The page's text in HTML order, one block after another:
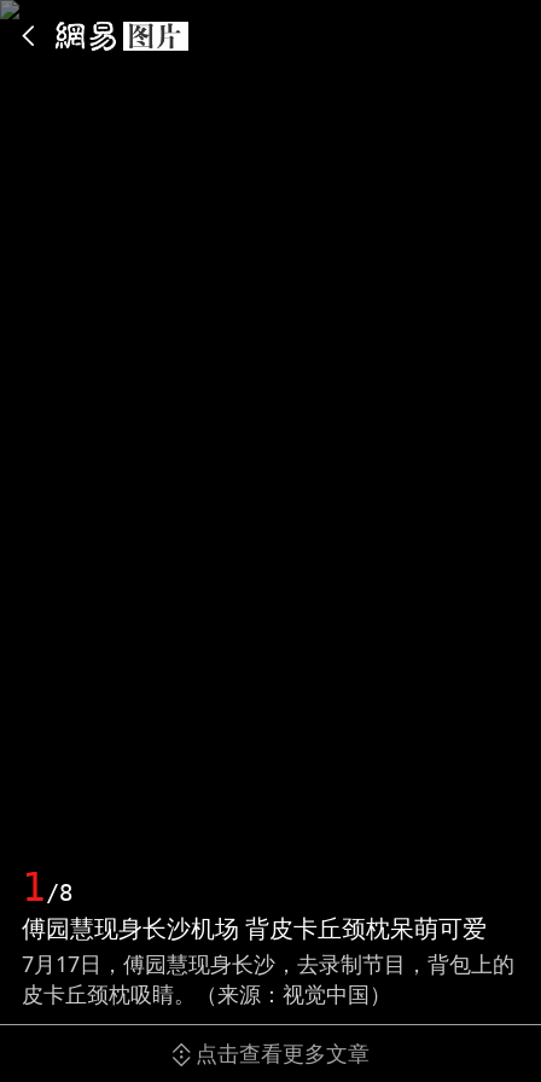
1/8
傅园慧现身长沙机场 背皮卡丘颈枕呆萌可爱
7月17日，傅园慧现身长沙，去录制节目，背包上的
皮卡丘颈枕吸睛。（来源：视觉中国）
点击查看更多文章
App内打开